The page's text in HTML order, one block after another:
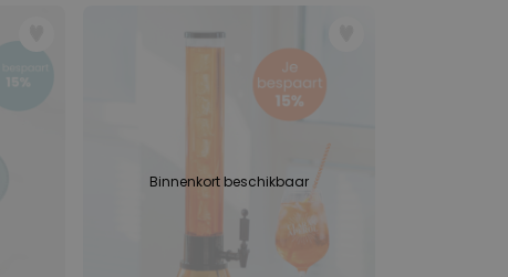
Binnenkort beschikbaar